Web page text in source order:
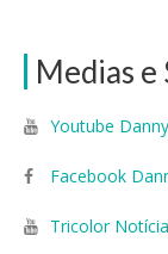
Medias e
Youtube
Facebook
Tricolor